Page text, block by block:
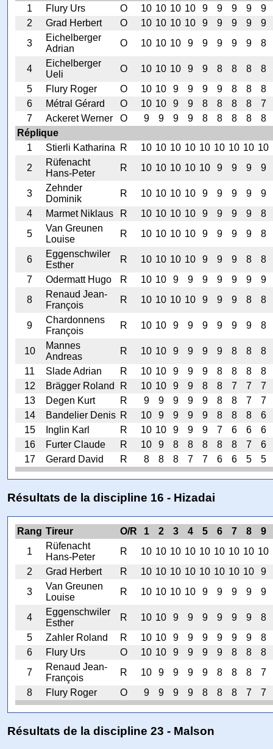
1
Flury Urs O 10 10 10 10 9 9 9 9
9
2
Grad Herbert O 10 10 10 10 9 9 9 9
9
3
Eichelberger
Adrian
O 10 10 10 9 9 9 9 9 8
4
Eichelberger
Ueli
O 10 10 10 9 9 8 8 8
8
5
Flury Roger O 10 10 9 9 9 9 8 8
8
6
Métral Gérard O 10 10 9 9 8 8 8 8
7
7
Ackeret Werner O 9 9 9 9 8 8 8 8
8
Réplique
1
Stierli Katharina R 10 10 10 10 10 10 10 10 10
2
Rüfenacht
Hans-Peter
R 10 10 10 10 10 9 9 9 9
3
Zehnder
Dominik
R 10 10 10 10 9 9 9 9
9
4
Marmet Niklaus R 10 10 10 10 9 9 9 9
8
5
Van Greunen
Louise
R 10 10 10 10 9 9 9 9 8
6
Eggenschwiler
Esther
R 10 10 10 10 9 9 9 8
8
7
Odermatt Hugo R 10 10 9 9 9 9 9 9
9
8
Renaud Jean-
François
R 10 10 10 10 9 9 9 8 8
9
Chardonnens
François
R 10 10 9 9 9 9 9 9 8
10
Mannes
Andreas
R 10 10 9 9 9 9 8 8
8
11
Slade Adrian R 10 10 9 9 9 8 8 8
8
12
Brägger Roland R 10 10 9 9 8 8 7 7
7
13
Degen Kurt R 9 9 9 9 9 8 8 7
7
14
Bandelier Denis R 10 9 9 9 9 8 8 8
6
15
Inglin Karl R 10 10 9 9 9 7 6 6
6
16
Furter Claude R 10 9 8 8 8 8 8 7
6
17
Gerard David R 8 8 8 7 7 6 6 5 5
Résultats de la discipline 16 - Hizadai
Rang Tireur O/R 1 2 3 4 5 6 7 8 9
1
Rüfenacht
Hans-Peter
R 10 10 10 10 10 10 10 10 10
2
Grad Herbert R 10 10 10 10 10 10 10 10
9
3
Van Greunen
Louise
R 10 10 10 10 9 9 9 9 9
4
Eggenschwiler
Esther
R 10 10 9 9 9 9 9 9
8
5
Zahler Roland R 10 10 9 9 9 9 9 9
8
6
Flury Urs O 10 10 9 9 9 9 8 8
8
7
Renaud Jean-
François
R 10 9 9 9 9 8 8 8
7
8
Flury Roger O 9 9 9 9 8 8 8 7 7
Résultats de la discipline 23 - Malson